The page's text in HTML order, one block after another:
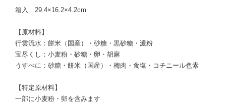
箱入 29.4×16.2×4.2cm
【原材料】
行雲流水：餅米（国産）・砂糖・黒砂糖・澱粉
宝尽くし：小麦粉・砂糖・卵・胡麻
うすべに：砂糖・餅米（国産）・梅肉・食塩・コチニール色素
【特定原材料】
一部に小麦粉・卵を含みます